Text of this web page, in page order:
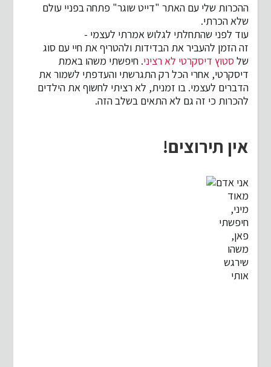
ההכרות שלי עם האתר "דייט שוגר" פתחה בפניי עולם
שלא הכרתי.
עוד לפני שהתחלתי לגלוש אמרתי לעצמי -
זה הזמן להעביר את הבדידות ולהטריף את חיי עם סוג
של סטוץ דיסקרטי לא רציני. חיפשתי משהו באמת
דיסקרטי, אחרי הכל רק התגרשתי והעדפתי לשמור את
הדברים לעצמי. בו זמנית, לא רציתי לחשוף את הילדים
להכרות כי זה גם לא התאים בשלב הזה.
אין תירוצים!
אני אדם
מאוד
מיני,
חיפשתי
פאן,
משהו
שירגש
אותי